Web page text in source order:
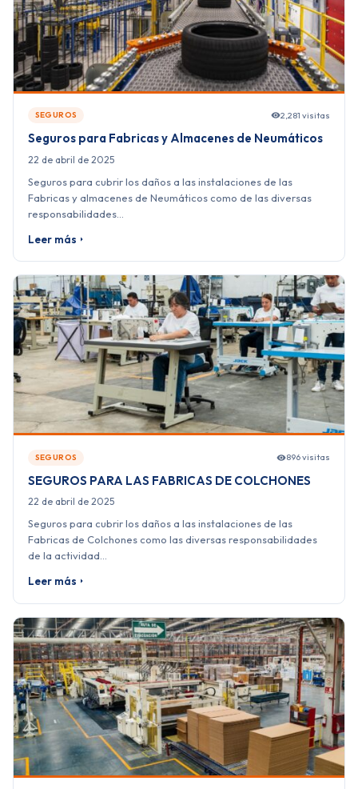
SEGUROS 2,281 visitas
Seguros para Fabricas y Almacenes de Neumáticos
22 de abril de 2025
Seguros para cubrir los daños a las instalaciones de las
Fabricas y almacenes de Neumáticos como de las diversas
responsabilidades…
Leer más
SEGUROS 896 visitas
SEGUROS PARA LAS FABRICAS DE COLCHONES
22 de abril de 2025
Seguros para cubrir los daños a las instalaciones de las
Fabricas de Colchones como las diversas responsabilidades
de la actividad…
Leer más